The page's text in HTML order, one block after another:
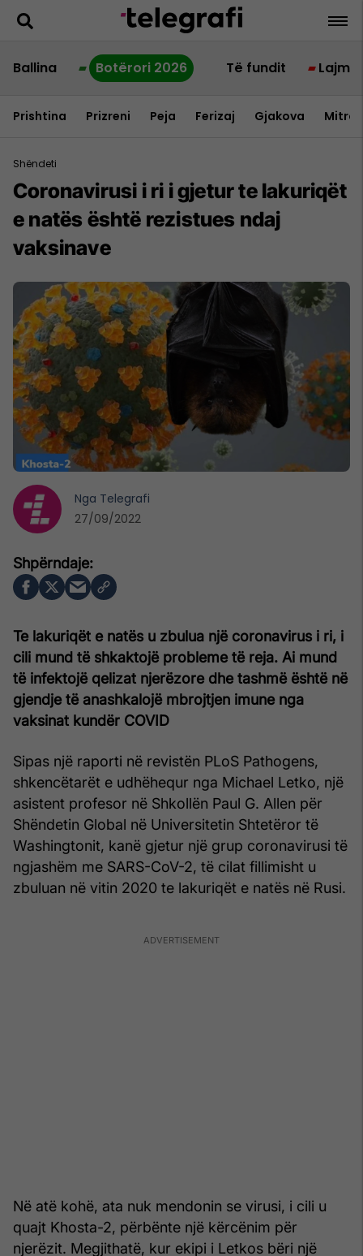
Ballina Botërori 2026 Të fundit Lajme
Prishtina Prizreni Peja Ferizaj Gjakova
Shëndeti
Coronavirusi i ri i gjetur te lakuriqët
e natës është rezistues ndaj
vaksinave
Te lakuriqët e natës u zbulua një coronavirus i ri, i
cili mund të shkaktojë probleme të reja. Ai mund
të infektojë qelizat njerëzore dhe tashmë është në
gjendje të anashkalojë mbrojtjen imune nga
vaksinat kundër COVID
Sipas një raporti në revistën PLoS Pathogens,
shkencëtarët e udhëhequr nga Michael Letko, një
asistent profesor në Shkollën Paul G. Allen për
Shëndetin Global në Universitetin Shtetëror të
Washingtonit, kanë gjetur një grup coronavirusi të
ngjashëm me SARS-CoV-2, të cilat fillimisht u
zbuluan në vitin 2020 te lakuriqët e natës në Rusi.
Në atë kohë, ata nuk mendonin se virusi, i cili u
quajt Khosta-2, përbënte një kërcënim për
njerëzit. Megjithatë, kur ekipi i Letkos bëri një
Nga Telegrafi
27/09/2022